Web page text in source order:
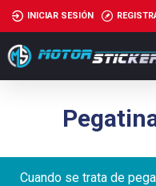
INICIAR SESIÓN
Cuando se trata de